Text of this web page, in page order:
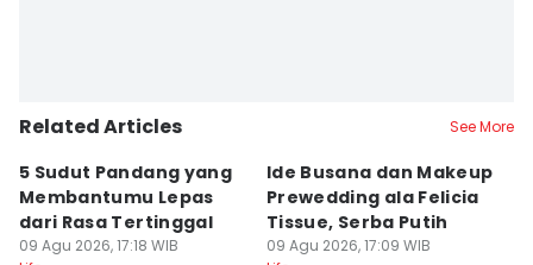
Related Articles See More
5 Sudut Pandang yang
Membantumu Lepas
dari Rasa Tertinggal
09 Agu 2026, 17:18 WIB
Ide Busana dan Makeup
Prewedding ala Felicia
Tissue, Serba Putih
09 Agu 2026, 17:09 WIB